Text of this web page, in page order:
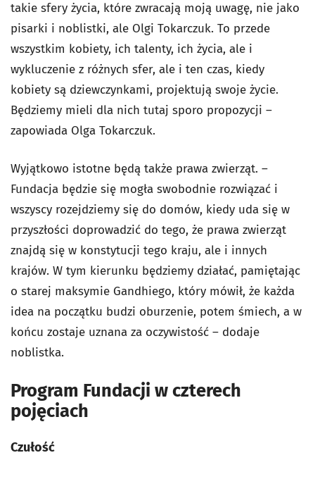
takie sfery życia, które zwracają moją uwagę, nie jako
pisarki i noblistki, ale Olgi Tokarczuk. To przede
wszystkim kobiety, ich talenty, ich życia, ale i
wykluczenie z różnych sfer, ale i ten czas, kiedy
kobiety są dziewczynkami, projektują swoje życie.
Będziemy mieli dla nich tutaj sporo propozycji –
zapowiada Olga Tokarczuk.
Wyjątkowo istotne będą także prawa zwierząt. –
Fundacja będzie się mogła swobodnie rozwiązać i
wszyscy rozejdziemy się do domów, kiedy uda się w
przyszłości doprowadzić do tego, że prawa zwierząt
znajdą się w konstytucji tego kraju, ale i innych
krajów. W tym kierunku będziemy działać, pamiętając
o starej maksymie Gandhiego, który mówił, że każda
idea na początku budzi oburzenie, potem śmiech, a w
końcu zostaje uznana za oczywistość – dodaje
noblistka.
Program Fundacji w czterech
pojęciach
Czułość